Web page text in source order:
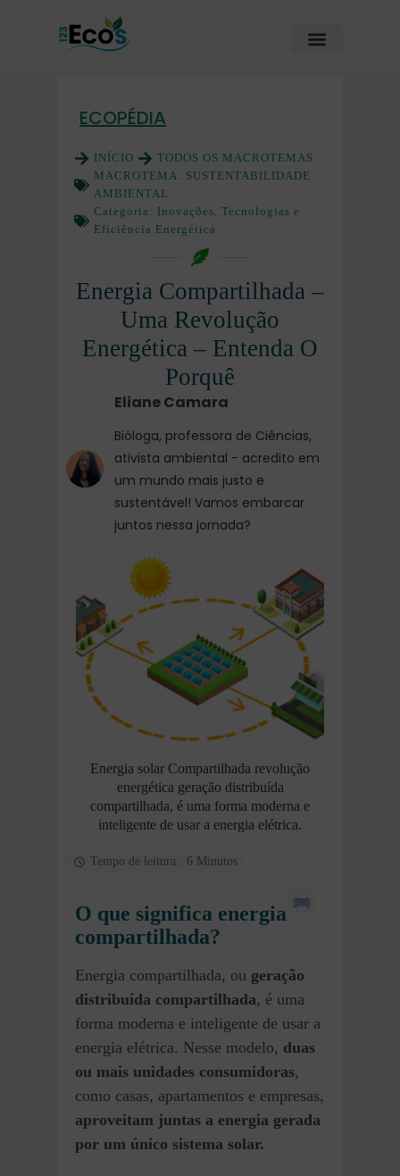
ECOPÉDIA
INÍCIO
TODOS OS MACROTEMAS
MACROTEMA: SUSTENTABILIDADE
AMBIENTAL
Categoria: Inovações, Tecnologias e
Eficiência Energética
Energia Compartilhada –
Uma Revolução
Energética – Entenda O
Porquê
Eliane Camara
Bióloga, professora de Ciências,
ativista ambiental - acredito em
um mundo mais justo e
sustentável! Vamos embarcar
juntos nessa jornada?
Energia solar Compartilhada revolução
energética geração distribuída
compartilhada, é uma forma moderna e
inteligente de usar a energia elétrica.
Tempo de leitura : 6 Minutos
O que significa energia
compartilhada?
Energia compartilhada, ou geração
distribuída compartilhada, é uma
forma moderna e inteligente de usar a
energia elétrica. Nesse modelo, duas
ou mais unidades consumidoras,
como casas, apartamentos e empresas,
aproveitam juntas a energia gerada
por um único sistema solar.